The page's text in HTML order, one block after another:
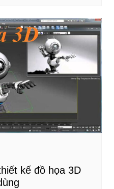
kế đồ họa 3D